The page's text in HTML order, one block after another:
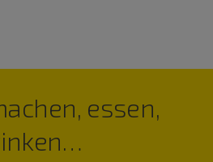
essen,